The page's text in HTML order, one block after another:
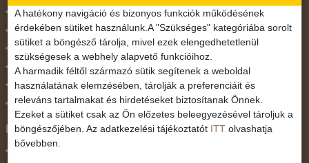
November 1.
Október 23.
Pünkösdi utazás
Szilveszter
Tavaszi szünet
Valentin nap
Programtípus
A hatékony navigáció és bizonyos funkciók működésének
érdekében sütiket használunk.A "Szükséges" kategóriába sorolt
sütiket a böngésző tárolja, mivel ezek elengedhetetlenül
szükségesek a webhely alapvető funkcióihoz.
A harmadik féltől származó sütik segítenek a weboldal
használatának elemzésében, tárolják a preferenciáit és
releváns tartalmakat és hirdetéseket biztosítanak Önnek.
Ezeket a sütiket csak az Ön előzetes beleegyezésével tároljuk a
böngészőjében. Az adatkezelési tájékoztatót ITT olvashatja
bővebben.